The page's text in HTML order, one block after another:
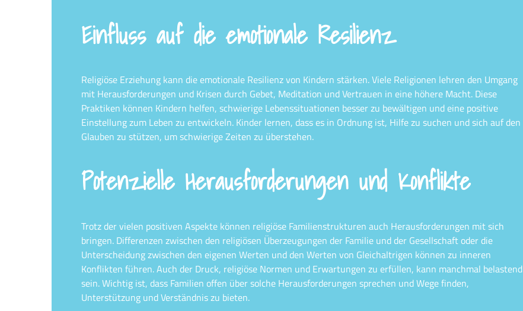
Einfluss auf die emotionale Resilienz
Religiöse Erziehung kann die emotionale Resilienz von Kindern stärken. Viele Religionen lehren den Umgang
mit Herausforderungen und Krisen durch Gebet, Meditation und Vertrauen in eine höhere Macht. Diese
Praktiken können Kindern helfen, schwierige Lebenssituationen besser zu bewältigen und eine positive
Einstellung zum Leben zu entwickeln. Kinder lernen, dass es in Ordnung ist, Hilfe zu suchen und sich auf den
Glauben zu stützen, um schwierige Zeiten zu überstehen.
Potenzielle Herausforderungen und Konflikte
Trotz der vielen positiven Aspekte können religiöse Familienstrukturen auch Herausforderungen mit sich
bringen. Differenzen zwischen den religiösen Überzeugungen der Familie und der Gesellschaft oder die
Unterscheidung zwischen den eigenen Werten und den Werten von Gleichaltrigen können zu inneren
Konflikten führen. Auch der Druck, religiöse Normen und Erwartungen zu erfüllen, kann manchmal belastend
sein. Wichtig ist, dass Familien offen über solche Herausforderungen sprechen und Wege finden,
Unterstützung und Verständnis zu bieten.